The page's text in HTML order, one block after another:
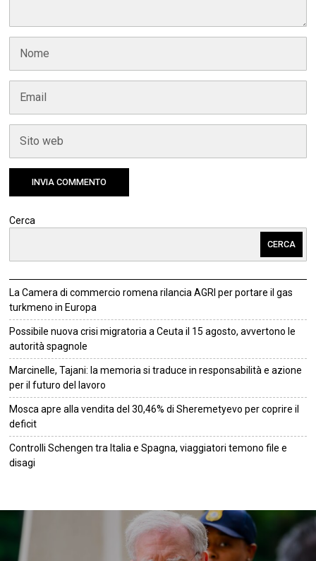
Cerca
CERCA
La Camera di commercio romena rilancia AGRI per portare il gas
turkmeno in Europa
Possibile nuova crisi migratoria a Ceuta il 15 agosto, avvertono le
autorità spagnole
Marcinelle, Tajani: la memoria si traduce in responsabilità e azione
per il futuro del lavoro
Mosca apre alla vendita del 30,46% di Sheremetyevo per coprire il
deficit
Controlli Schengen tra Italia e Spagna, viaggiatori temono file e
disagi